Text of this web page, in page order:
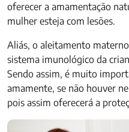
oferecer a amamentação
mulher esteja com lesões.
Aliás, o aleitamento
sistema imunológico da
Sendo assim, é muito
amamente, se não houver
pois assim oferecerá a